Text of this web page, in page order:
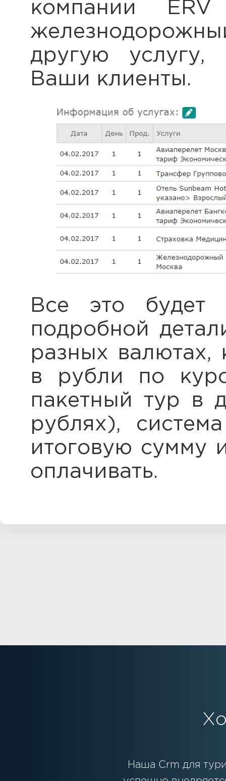
компании
другую
Ваши клиенты.
Все это будет
подробной
разных валютах,
в рубли по
пакетный тур в
рублях),
итоговую сумму
оплачивать.
Наша Crm для